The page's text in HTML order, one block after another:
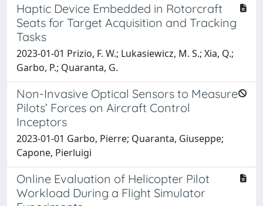
Haptic Device Embedded in Rotorcraft
Seats for Target Acquisition and Tracking
Tasks
2023-01-01 Prizio, F. W.; Lukasiewicz, M. S.; Xia, Q.;
Garbo, P.; Quaranta, G.
Non-Invasive Optical Sensors to Measure
Pilots’ Forces on Aircraft Control
Inceptors
2023-01-01 Garbo, Pierre; Quaranta, Giuseppe;
Capone, Pierluigi
Online Evaluation of Helicopter Pilot
Workload During a Flight Simulator